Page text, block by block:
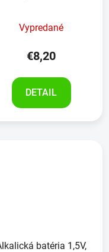
Vypredané
€8,20
DETAIL
batéria 1,5V,